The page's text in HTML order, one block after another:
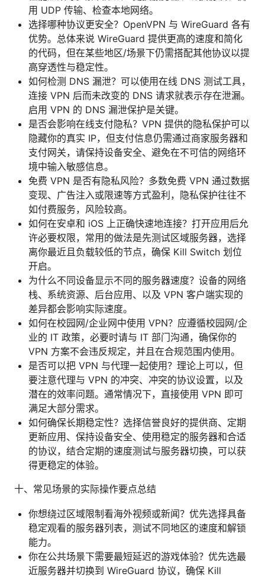
用 UDP 传输、检查本地网络。
选择哪种协议更安全？OpenVPN 与 WireGuard 各有
优势。总体来说 WireGuard 提供更高的速度和简化
的代码，但在某些地区/场景下仍需搭配其他协议以提
高穿透性与稳定性。
如何检测 DNS 漏泄？可以使用在线 DNS 测试工具，
连接 VPN 后而未改变的 DNS 请求就表示存在泄漏。
启用 VPN 的 DNS 漏泄保护是关键。
是否会影响在线支付隐私？VPN 提供的隐私保护可以
隐藏你的真实 IP，但支付信息仍需通过商家服务器和
支付网关，请保持设备安全、避免在不可信的网络环
境中输入敏感信息。
免费 VPN 是否有隐私风险？多数免费 VPN 通过数据
变现、广告注入或限速等方式盈利，隐私保护往往不
如付费服务，风险较高。
如何在安卓和 iOS 上正确快速地连接？打开应用后允
许必要权限，常用的做法是先测试区域服务器，选择
离你最近且负载较低的节点，确保 Kill Switch 划位
开启。
为什么不同设备显示不同的服务器速度？设备的网络
栈、系统资源、后台应用、以及 VPN 客户端实现的
差异都会影响实际速度。
如何在校园网/企业网中使用 VPN？应遵循校园网/企
业的 IT 政策，必要时请与 IT 部门沟通，确保你的
VPN 方案不会违反规定，并且在合规范围内使用。
是否可以把 VPN 与代理一起使用？理论上可以，但
要注意代理与 VPN 的冲突、冲突的协议设置，以及
潜在的效率问题。通常情况下，直接使用 VPN 即可
满足大部分需求。
如何确保长期稳定性？选择信誉良好的提供商、定期
更新应用、保持设备安全、使用稳定的服务器和合适
的协议，结合定期的速度测试与服务器切换，可以获
得更稳定的体验。
十、常见场景的实际操作要点总结
你想绕过区域限制看海外视频或新闻？优先选择具备
稳定观看的服务器列表，测试不同地区的速度和解锁
能力。
你在公共场景下需要最短延迟的游戏体验？优先选最
近服务器并切换到 WireGuard 协议，确保 Kill